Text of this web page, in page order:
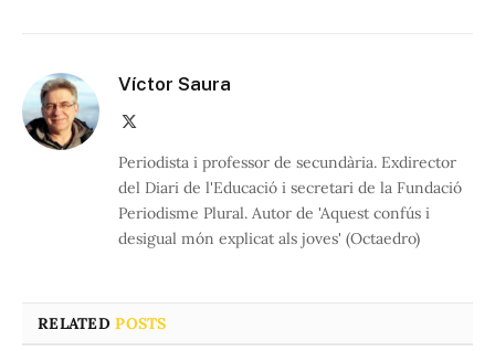
Víctor Saura
Periodista i professor de secundària. Exdirector
del Diari de l'Educació i secretari de la Fundació
Periodisme Plural. Autor de 'Aquest confús i
desigual món explicat als joves' (Octaedro)
RELATEDPOSTS